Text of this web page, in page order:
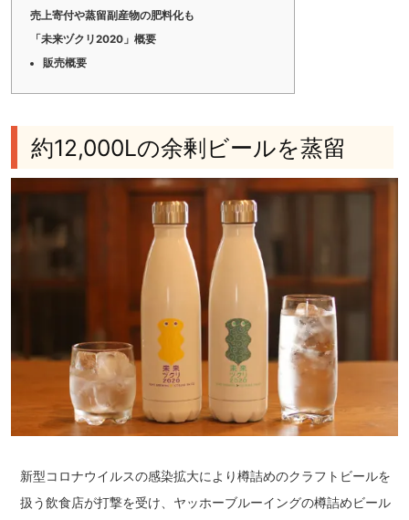
売上寄付や蒸留副産物の肥料化も
「未来ヅクリ2020」概要
販売概要
約12,000Lの余剰ビールを蒸留
新型コロナウイルスの感染拡大により樽詰めのクラフトビールを
扱う飲食店が打撃を受け、ヤッホーブルーイングの樽詰めビール